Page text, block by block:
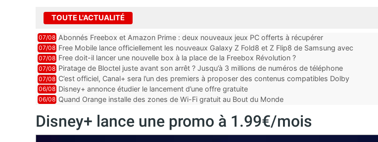
TOUTE L'ACTUALITÉ
07/08 Abonnés Freebox et Amazon Prime : deux nouveaux jeux PC offerts à récupérer
07/08 Free Mobile lance officiellement les nouveaux Galaxy Z Fold8 et Z Flip8 de Samsung avec
des promos et des cadeaux
07/08 Free doit-il lancer une nouvelle box à la place de la Freebox Révolution ?
07/08 Piratage de Bloctel juste avant son arrêt ? Jusqu’à 3 millions de numéros de téléphone
auraient fuité
07/08 C’est officiel, Canal+ sera l’un des premiers à proposer des contenus compatibles Dolby
Vision 2
06/08 Disney+ annonce étudier le lancement d’une offre gratuite
06/08 Quand Orange installe des zones de Wi-Fi gratuit au Bout du Monde
Disney+ lance une promo à 1.99€/mois